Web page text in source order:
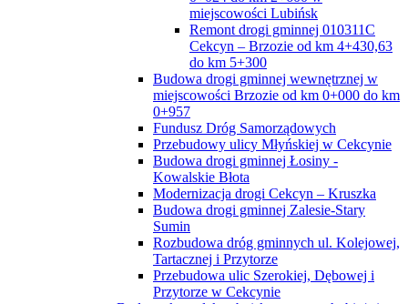
miejscowości Lubińsk
Remont drogi gminnej 010311C
Cekcyn – Brzozie od km 4+430,63
do km 5+300
Budowa drogi gminnej wewnętrznej w
miejscowości Brzozie od km 0+000 do km
0+957
Fundusz Dróg Samorządowych
Przebudowy ulicy Młyńskiej w Cekcynie
Budowa drogi gminnej Łosiny -
Kowalskie Błota
Modernizacja drogi Cekcyn – Kruszka
Budowa drogi gminnej Zalesie-Stary
Sumin
Rozbudowa dróg gminnych ul. Kolejowej,
Tartacznej i Przytorze
Przebudowa ulic Szerokiej, Dębowej i
Przytorze w Cekcynie